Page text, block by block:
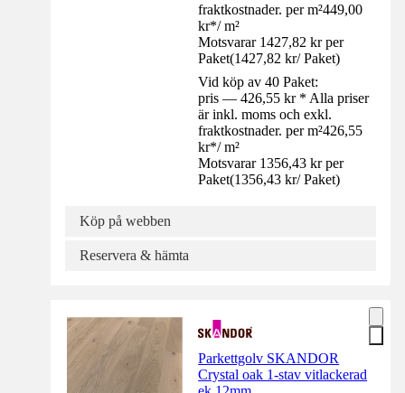
fraktkostnader. per m²449,00
kr*/ m²
Motsvarar 1427,82 kr per
Paket(1427,82 kr/ Paket)
Vid köp av 40 Paket:
pris — 426,55 kr * Alla priser
är inkl. moms och exkl.
fraktkostnader. per m²426,55
kr*/ m²
Motsvarar 1356,43 kr per
Paket(1356,43 kr/ Paket)
Köp på webben
Reservera & hämta
Parkettgolv SKANDOR
Crystal oak 1-stav vitlackerad